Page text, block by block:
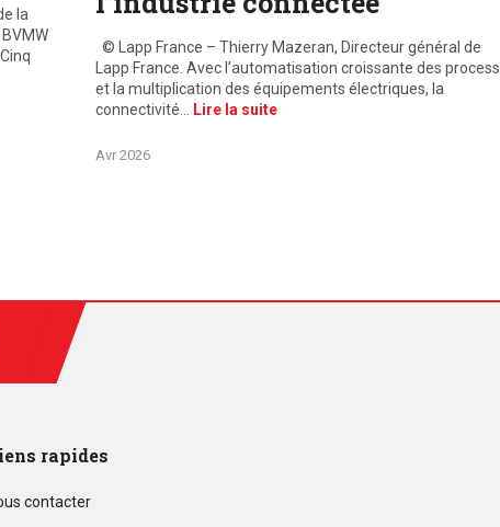
la
© Lapp France – Thierry Mazeran, Directeur général de
Lapp France. Avec l’automatisation croissante des process
et la multiplication des équipements électriques, la
connectivité…
Lire la suite
Avr 2026
rapides
contacter